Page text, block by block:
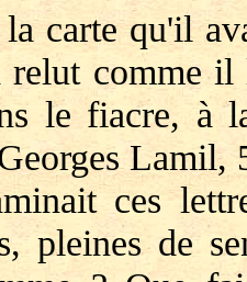
qu'il
comme il
le fiacre, à
Lamil,
ces lettres
pleines de